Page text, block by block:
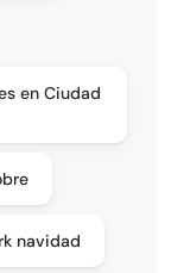
en Ciudad
navidad